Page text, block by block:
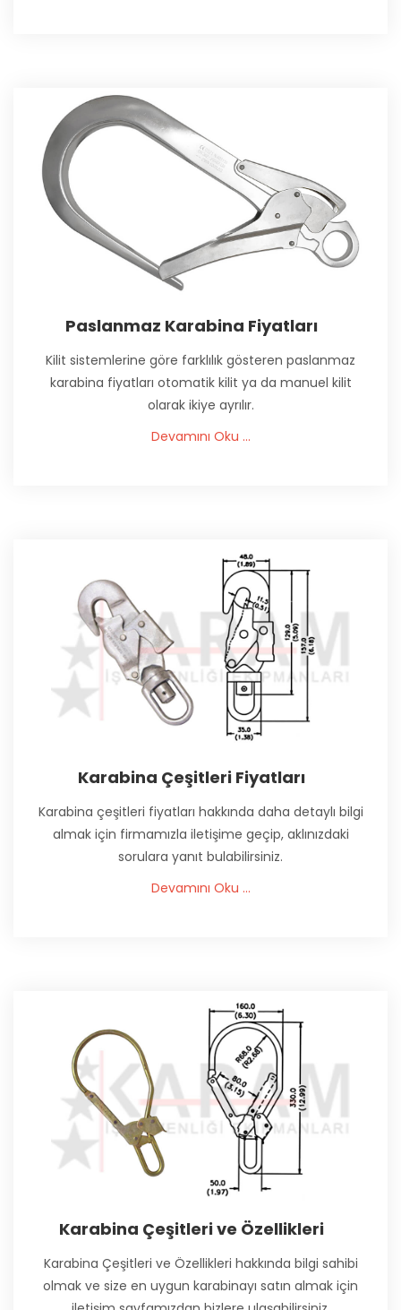
Paslanmaz Karabina Fiyatları
Kilit sistemlerine göre farklılık gösteren paslanmaz
karabina fiyatları otomatik kilit ya da manuel kilit
olarak ikiye ayrılır.
Devamını Oku ...
Karabina Çeşitleri Fiyatları
Karabina çeşitleri fiyatları hakkında daha detaylı bilgi
almak için firmamızla iletişime geçip, aklınızdaki
sorulara yanıt bulabilirsiniz.
Devamını Oku ...
Karabina Çeşitleri ve Özellikleri
Karabina Çeşitleri ve Özellikleri hakkında bilgi sahibi
olmak ve size en uygun karabinayı satın almak için